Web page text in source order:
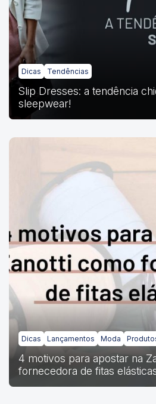
Dicas Tendências
Slip Dresses: a tendência
sleepwear!
Dicas Lançamentos Moda
4 motivos para apostar na
fornecedora de fitas